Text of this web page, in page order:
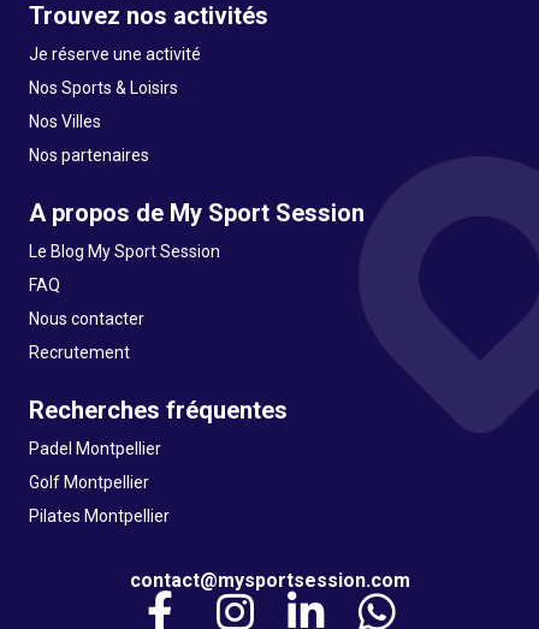
Trouvez nos activités
Je réserve une activité
Nos Sports & Loisirs
Nos Villes
Nos partenaires
A propos de My Sport Session
Le Blog My Sport Session
FAQ
Nous contacter
Recrutement
Recherches fréquentes
Padel Montpellier
Golf Montpellier
Pilates Montpellier
contact@mysportsession.com